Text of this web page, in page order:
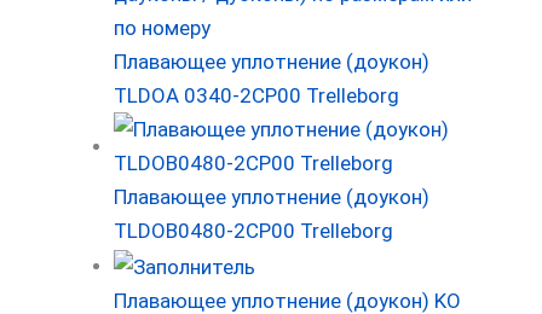
Плавающее уплотнение (доукон)
TLDOA 0340-2CP00 Trelleborg
Плавающее уплотнение (доукон)
TLDOB0480-2CP00 Trelleborg
Плавающее уплотнение (доукон) KO